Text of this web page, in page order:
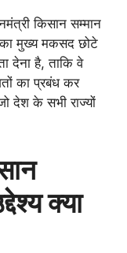
किसान सम्मान
मुख्य मकसद छोटे
देना है, ताकि वे
का प्रबंध कर
देश के सभी राज्यों
क्या